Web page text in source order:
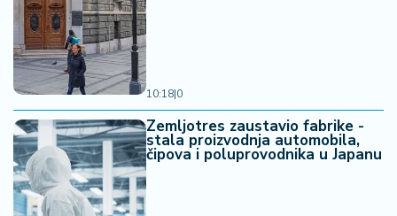
10:18|0
Zemljotres zaustavio fabrike -
stala proizvodnja automobila,
čipova i poluprovodnika u Japanu